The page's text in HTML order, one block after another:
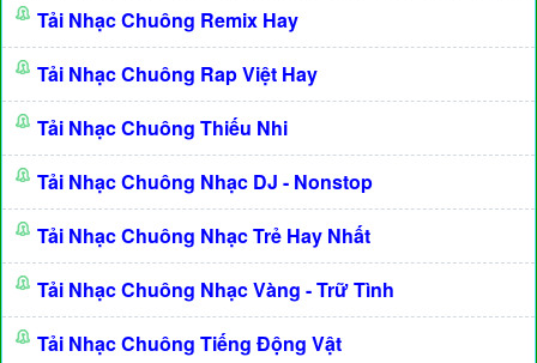
Tải Nhạc Chuông Remix Hay
Tải Nhạc Chuông Rap Việt Hay
Tải Nhạc Chuông Thiếu Nhi
Tải Nhạc Chuông Nhạc DJ - Nonstop
Tải Nhạc Chuông Nhạc Trẻ Hay Nhất
Tải Nhạc Chuông Nhạc Vàng - Trữ Tình
Tải Nhạc Chuông Tiếng Động Vật